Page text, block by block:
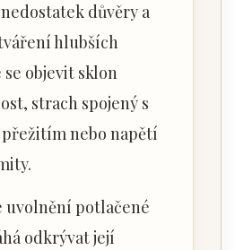
důvěry a
hlubších
se objevit sklon
strach spojený s
nebo napětí
uvolnění potlačené
odkrývat její